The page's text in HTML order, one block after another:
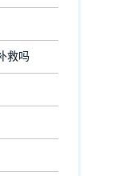
救吗